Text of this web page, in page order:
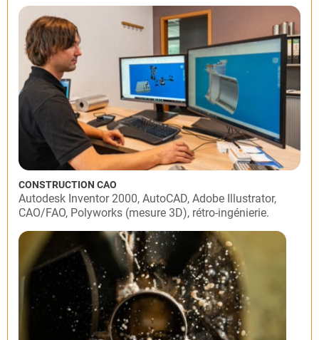
CONSTRUCTION CAO
Autodesk Inventor 2000, AutoCAD, Adobe Illustrator,
CAO/FAO, Polyworks (mesure 3D), rétro-ingénierie.